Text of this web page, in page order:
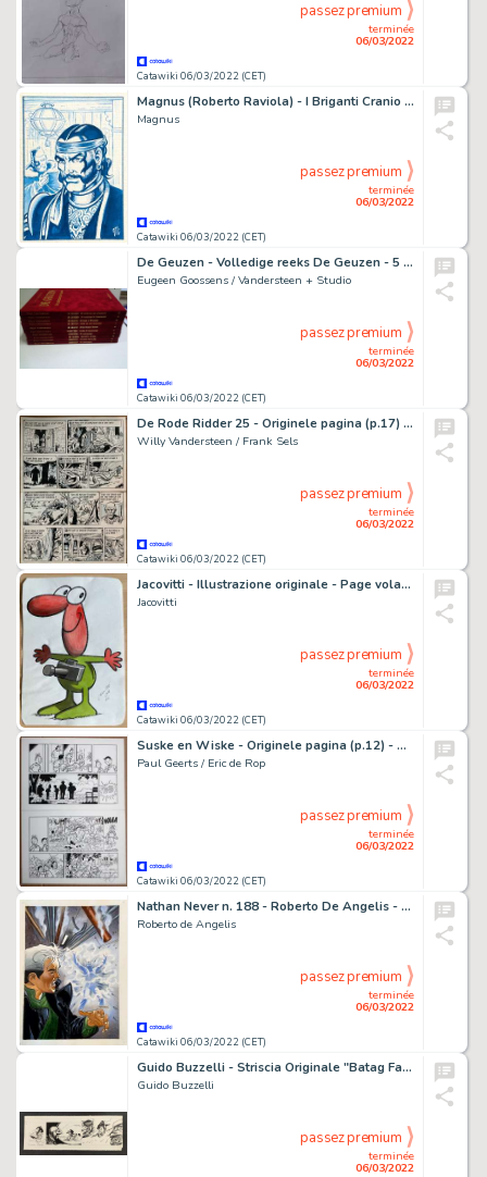
Catawiki 06/03/2022 (CET)
terminée
06/03/2022
passez premium
Magnus (Roberto Raviola) - I Briganti Cranio di pantera ill. originale - Page volante
Magnus
Catawiki 06/03/2022 (CET)
terminée
06/03/2022
passez premium
De Geuzen - Volledige reeks De Geuzen - 5 albums hebben een opdrachttekening - Cartonné - EO - (2005/2015)
Eugeen Goossens / Vandersteen + Studio
Catawiki 06/03/2022 (CET)
terminée
06/03/2022
passez premium
De Rode Ridder 25 - Originele pagina (p.17) - Het Rijk van Enid - Page volante - (1969)
Willy Vandersteen / Frank Sels
Catawiki 06/03/2022 (CET)
terminée
06/03/2022
passez premium
Jacovitti - Illustrazione originale - Page volante - (1976)
Jacovitti
Catawiki 06/03/2022 (CET)
terminée
06/03/2022
passez premium
Suske en Wiske - Originele pagina (p.12) - De preutse prinses - (2020)
Paul Geerts / Eric de Rop
Catawiki 06/03/2022 (CET)
terminée
06/03/2022
passez premium
Nathan Never n. 188 - Roberto De Angelis - copertina originale
Roberto de Angelis
Catawiki 06/03/2022 (CET)
terminée
06/03/2022
passez premium
Guido Buzzelli - Striscia Originale "Batag Fa Bosr" - Page volante - Exemplaire unique
Guido Buzzelli
terminée
06/03/2022
passez premium